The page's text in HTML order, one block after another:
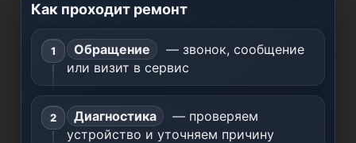
Как проходит ремонт
Обращение
— звонок, сообщение
или визит в сервис
Диагностика
— проверяем
устройство и уточняем причину